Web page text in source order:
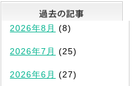
最新記事一覧
2026年8月 (8)
2026年7月 (25)
2026年6月 (27)